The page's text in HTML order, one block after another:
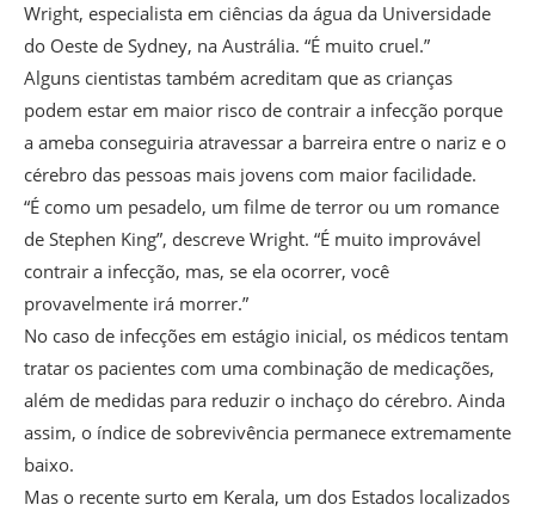
Wright, especialista em ciências da água da Universidade
do Oeste de Sydney, na Austrália. “É muito cruel.”
Alguns cientistas também acreditam que as crianças
podem estar em maior risco de contrair a infecção porque
a ameba conseguiria atravessar a barreira entre o nariz e o
cérebro das pessoas mais jovens com maior facilidade.
“É como um pesadelo, um filme de terror ou um romance
de Stephen King”, descreve Wright. “É muito improvável
contrair a infecção, mas, se ela ocorrer, você
provavelmente irá morrer.”
No caso de infecções em estágio inicial, os médicos tentam
tratar os pacientes com uma combinação de medicações,
além de medidas para reduzir o inchaço do cérebro. Ainda
assim, o índice de sobrevivência permanece extremamente
baixo.
Mas o recente surto em Kerala, um dos Estados localizados